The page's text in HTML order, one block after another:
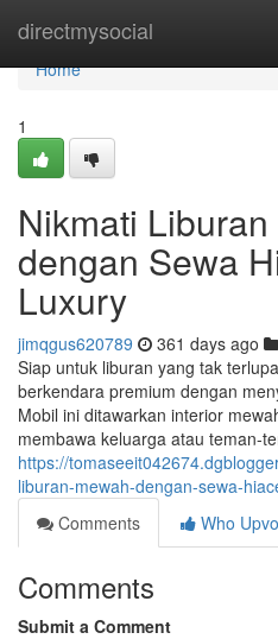
directmysocial
Home
Home
1
Nikmati
dengan Sewa
Luxury
jimqgus620789 361 days ago
Siap untuk liburan yang tak
berkendara premium dengan
Mobil ini ditawarkan interior
membawa keluarga atau teman-
https://
liburan-mewah-dengan-sewa-
Comments
Who
Comments
Submit a Comment